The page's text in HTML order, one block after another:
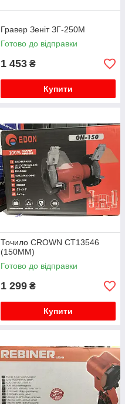
Гравер Зеніт ЗГ-250М
Готово до відправки
1 453 ₴
Купити
Точило CROWN CT13546
(150ММ)
Готово до відправки
1 299 ₴
Купити